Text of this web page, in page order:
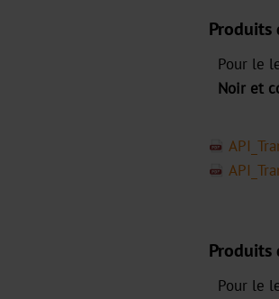
Produits
Pour le
Noir et
Produits
Pour le